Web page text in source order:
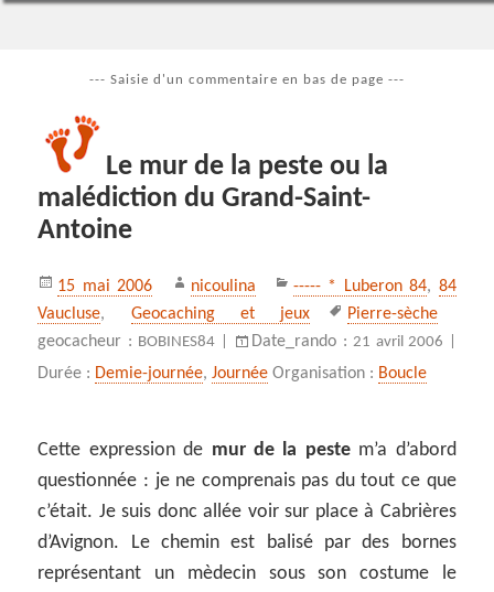
--- Saisie d'un commentaire en bas de page ---
Le mur de la peste ou la
malédiction du Grand-Saint-
Antoine
Publié
le
15 mai 2006 Auteur
nicoulina Catégories
----- * Luberon 84, 84
Vaucluse, Geocaching et jeux
Mots-
clés
Pierre-sèche
geocacheur : BOBINES84 | Date_rando :21 avril 2006 |
Durée : Demie-journée,Journée Organisation : Boucle
Cette expression de mur de la pestem’a d’abord
questionnée : je ne comprenais pas du tout ce que
c’était. Je suis donc allée voir sur place à Cabrières
d’Avignon. Le chemin est balisé par des bornes
représentant un mèdecin sous son costume le